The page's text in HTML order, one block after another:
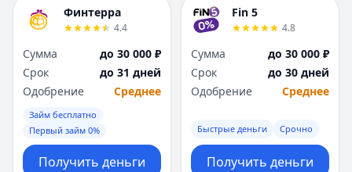
Финтерра
4.4
Сумма
до 30 000 ₽
Срок
до 31 дней
Одобрение
Среднее
Займ бесплатно
Первый займ 0%
Получить деньги
Fin 5
4.8
Сумма
до 30 000 ₽
Срок
до 30 дней
Одобрение
Среднее
Быстрые деньги Срочно
Получить деньги